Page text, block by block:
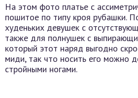
На этом фото платье с
пошитое по типу кроя рубашки.
худеньких девушек с
также для полнушек с
который этот наряд выгодно
миди, так что носить его можно
стройными ногами.